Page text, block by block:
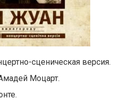
сценическая версия.
Моцарт.